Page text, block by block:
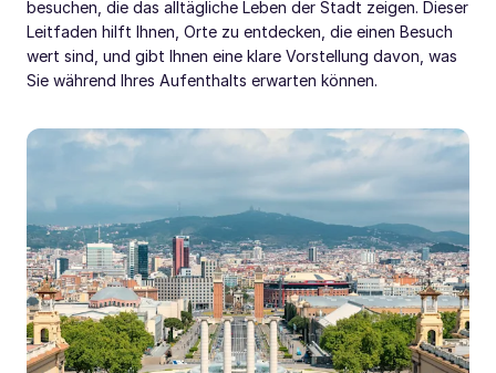
besuchen, die das alltägliche Leben der Stadt zeigen. Dieser
Leitfaden hilft Ihnen, Orte zu entdecken, die einen Besuch
wert sind, und gibt Ihnen eine klare Vorstellung davon, was
Sie während Ihres Aufenthalts erwarten können.